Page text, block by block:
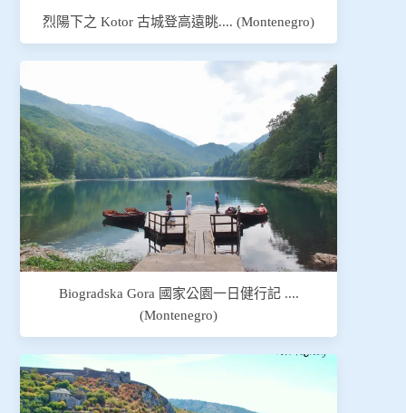
烈陽下之 Kotor 古城登高遠眺.... (Montenegro)
Biogradska Gora 國家公園一日健行記 ....
(Montenegro)